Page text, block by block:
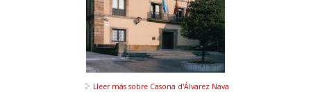
Lleer mássobre Casona d'Álvarez Nava